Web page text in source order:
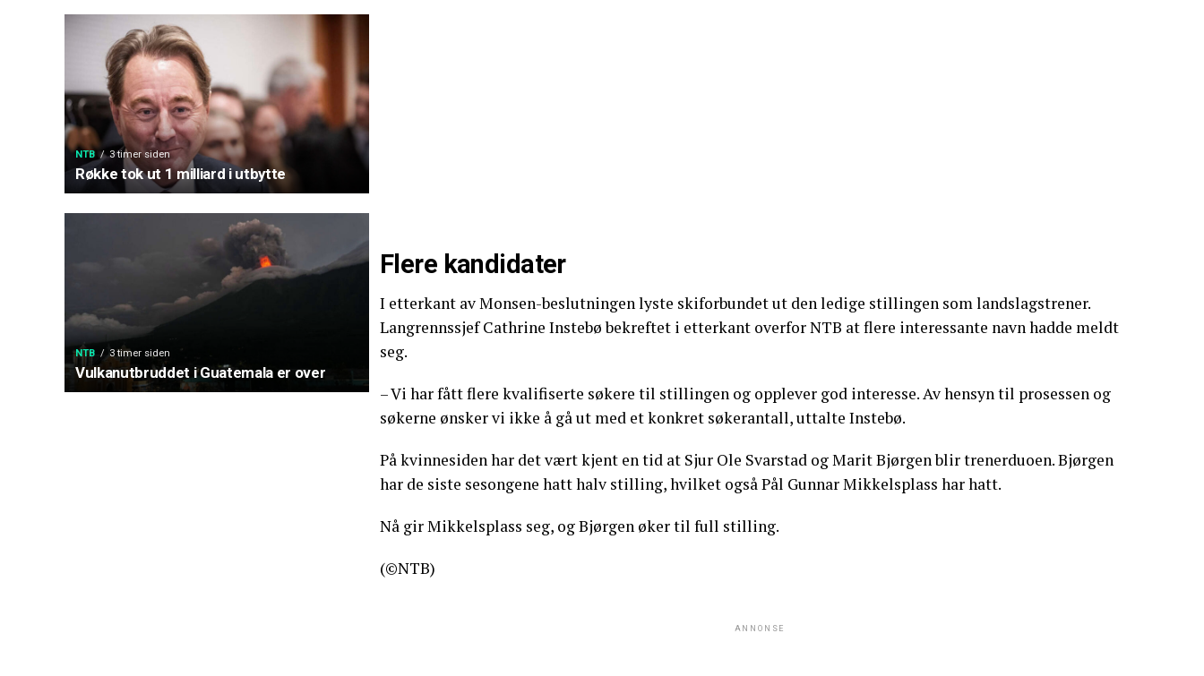
NTB 3 timer siden
Røkke tok ut 1 milliard i utbytte
NTB 3 timer siden
Vulkanutbruddet i Guatemala er over
Flere kandidater
I etterkant av Monsen-beslutningen lyste skiforbundet ut den ledige stillingen som landslagstrener.
Langrennssjef Cathrine Instebø bekreftet i etterkant overfor NTB at flere interessante navn hadde meldt
seg.
– Vi har fått flere kvalifiserte søkere til stillingen og opplever god interesse. Av hensyn til prosessen og
søkerne ønsker vi ikke å gå ut med et konkret søkerantall, uttalte Instebø.
På kvinnesiden har det vært kjent en tid at Sjur Ole Svarstad og Marit Bjørgen blir trenerduoen. Bjørgen
har de siste sesongene hatt halv stilling, hvilket også Pål Gunnar Mikkelsplass har hatt.
Nå gir Mikkelsplass seg, og Bjørgen øker til full stilling.
(©NTB)
ANNONSE